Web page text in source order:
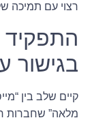
רצוי עם תמיכה
התפקיד
בגישור
קיים שלב בין
מלאה” שחברות